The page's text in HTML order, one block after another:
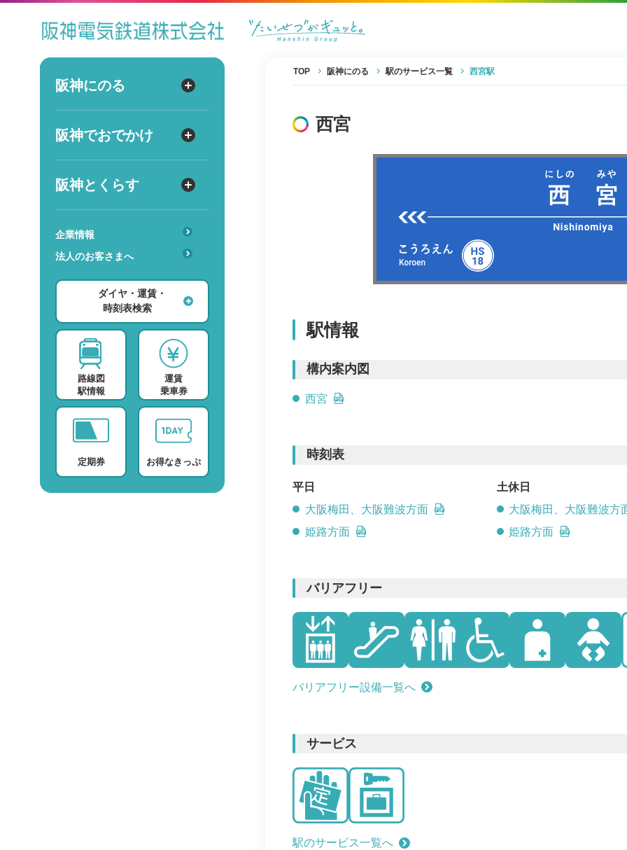
阪神にのる
阪神にのる
駅のサービス一覧
ダイヤ検索
運賃検索
時刻表検索
検索に関する注意事項
よくある質問・FAQ
阪神でおでかけ
阪神でおでかけ
ホテル・旅行
ショッピング・グルメ
阪神とくらす
阪神とくらす
交通
レンタル・駐輪場
スポーツ・スクール
プロバイダー
デイサービス
企業情報
法人のお客さまへ
路線図
駅情報
運賃
乗車券
定期券 お得なきっぷ
ダイヤ・運賃・
時刻表検索
出発
到着
時
詳細設定
TOP 阪神にのる 駅のサービス一覧 西宮駅
西宮
駅情報
構内案内図
西宮
時刻表
平日
大阪梅田、大阪難波方面
姫路方面
土休日
大阪梅田、大阪難波方
姫路方面
バリアフリー
バリアフリー設備一覧へ
サービス
駅のサービス一覧へ